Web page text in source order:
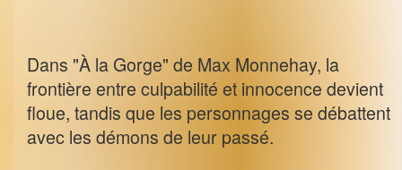
Dans "À la Gorge" de Max Monnehay, la
frontière entre culpabilité et innocence devient
floue, tandis que les personnages se débattent
avec les démons de leur passé.